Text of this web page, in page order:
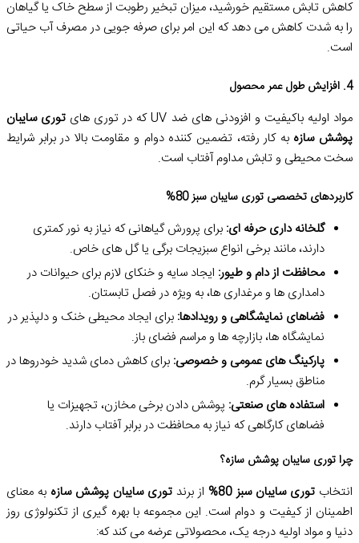
کاهش تابش مستقیم خورشید، میزان تبخیر رطوبت از سطح خاک یا گیاهان
را به شدت کاهش می دهد که این امر برای صرفه جویی در مصرف آب حیاتی
است.
4. افزایش طول عمر محصول
مواد اولیه باکیفیت و افزودنی های ضد UV که در توری های
توری سایبان
پوشش سازه به کار رفته، تضمین کننده دوام و مقاومت بالا در برابر شرایط
سخت محیطی و تابش مداوم آفتاب است.
کاربردهای تخصصی توری سایبان سبز 80%
گلخانه داری حرفه ای: برای پرورش گیاهانی که نیاز به نور کمتری
دارند، مانند برخی انواع سبزیجات برگی یا گل های خاص.
محافظت از دام و طیور: ایجاد سایه و خنکای لازم برای حیوانات در
دامداری ها و مرغداری ها، به ویژه در فصل تابستان.
فضاهای نمایشگاهی و رویدادها: برای ایجاد محیطی خنک و دلپذیر در
نمایشگاه ها، بازارچه ها و مراسم فضای باز.
پارکینگ های عمومی و خصوصی: برای کاهش دمای شدید خودروها در
مناطق بسیار گرم.
استفاده های صنعتی: پوشش دادن برخی مخازن، تجهیزات یا
فضاهای کارگاهی که نیاز به محافظت در برابر آفتاب دارند.
چرا توری سایبان پوشش سازه؟
انتخاب توری سایبان سبز 80% از برند توری سایبان پوشش سازه به معنای
اطمینان از کیفیت و دوام است. این مجموعه با بهره گیری از تکنولوژی روز
دنیا و مواد اولیه درجه یک، محصولاتی عرضه می کند که: